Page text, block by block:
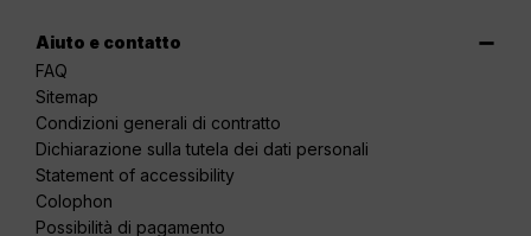
Aiuto e contatto
FAQ
Sitemap
Condizioni generali di contratto
Dichiarazione sulla tutela dei dati personali
Statement of accessibility
Colophon
Possibilità di pagamento